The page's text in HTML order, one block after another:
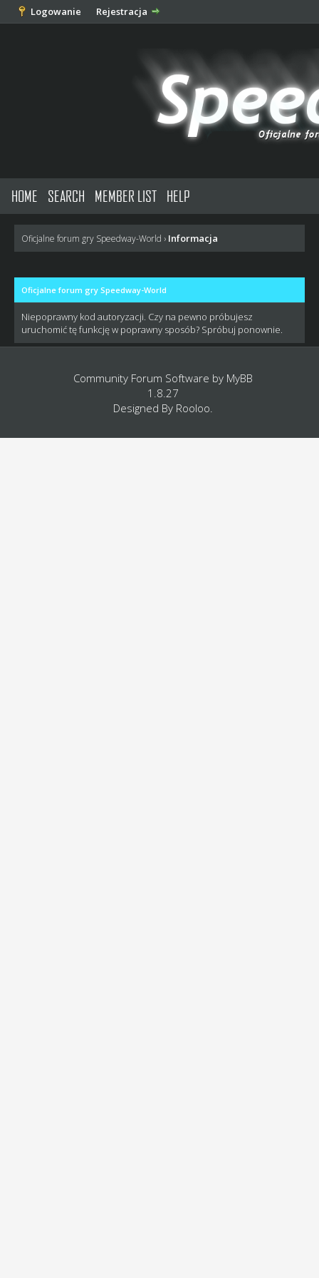
Logowanie Rejestracja
HOME SEARCH MEMBER LIST HELP
Oficjalne forum gry Speedway-World › Informacja
Oficjalne forum gry Speedway-World
Niepoprawny kod autoryzacji. Czy na pewno próbujesz
uruchomić tę funkcję w poprawny sposób? Spróbuj ponownie.
Community Forum Software by MyBB
1.8.27
Designed By Rooloo.